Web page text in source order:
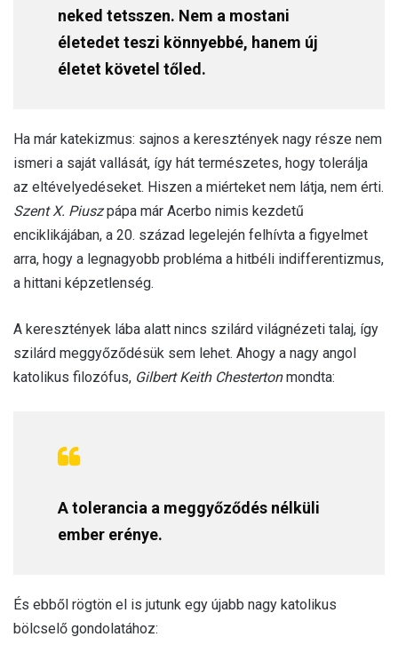
neked tetsszen. Nem a mostani
életedet teszi könnyebbé, hanem új
életet követel tőled.
Ha már katekizmus: sajnos a keresztények nagy része nem
ismeri a saját vallását, így hát természetes, hogy tolerálja
az eltévelyedéseket. Hiszen a miérteket nem látja, nem érti.
Szent X. Piuszpápa már Acerbo nimis kezdetű
enciklikájában, a 20. század legelején felhívta a figyelmet
arra, hogy a legnagyobb probléma a hitbéli indifferentizmus,
a hittani képzetlenség.
A keresztények lába alatt nincs szilárd világnézeti talaj, így
szilárd meggyőződésük sem lehet. Ahogy a nagy angol
katolikus filozófus, Gilbert Keith Chestertonmondta:
A tolerancia a meggyőződés nélküli
ember erénye.
És ebből rögtön el is jutunk egy újabb nagy katolikus
bölcselő gondolatához: